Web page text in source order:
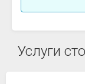
Услуги